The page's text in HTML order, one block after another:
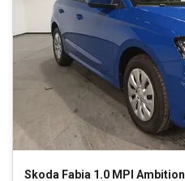
Skoda Fabia 1.0 MPI Ambition